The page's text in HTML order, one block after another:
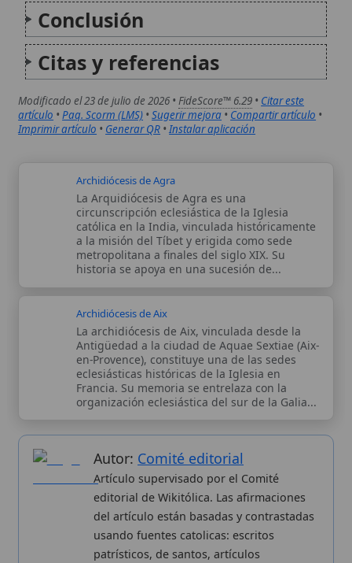
Archidiócesis de Aix
La archidiócesis de Aix, vinculada desde la
Antigüedad a la ciudad de Aquae Sextiae (Aix-
en-Provence), constituye una de las sedes
eclesiásticas históricas de la Iglesia en
Francia. Su memoria se entrelaza con la
organización eclesiástica del sur de la Galia...
Artículo supervisado por el Comité
editorial de Wikitólica. Las afirmaciones
del artículo están basadas y contrastadas
usando fuentes catolicas: escritos
patrísticos, de santos, artículos
teológicos, documentos históricos, actas
de concilios, encíclicas, fuentes
la Iglesia.Proceso editorial →
Wikitólica © 2026. Enciclopedia del patrimonio doctrinal,
histórico y litúrgico de la Iglesia Católica. Parte de la red formativa
Curso Católico,Buscador Católico yCustodio Animae. Con
analíticas anónimas. LicenciaCC BY-SA(texto). Editado en
Carlo Acutis.
Proceso editorial
Publicación seriada
Datos abiertos
Estadísticas
Aviso legal
Política de privacidad
Más visitados
Nuevas entradas
Cambios recientes
Aplicaciones
Kit de Prensa
Widgets para tu web
✦ SÍGUENOS EN